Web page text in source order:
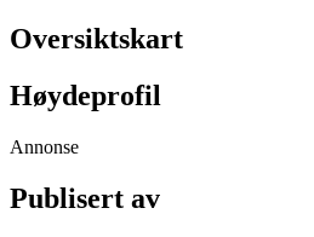
Oversiktskart
Høydeprofil
Annonse
Publisert av